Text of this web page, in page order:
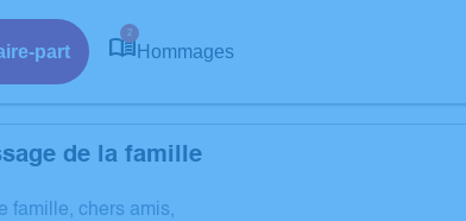
part
2
Hommages
de la famille
famille, chers amis,